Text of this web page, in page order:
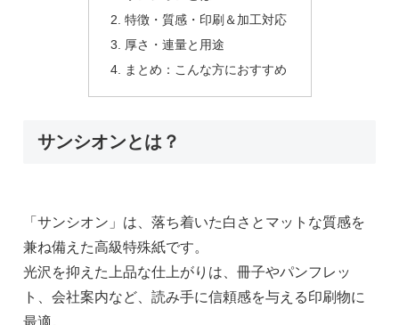
特徴・質感・印刷＆加工対応
厚さ・連量と用途
まとめ：こんな方におすすめ
サンシオンとは？
「サンシオン」は、落ち着いた白さとマットな質感を
兼ね備えた高級特殊紙です。
光沢を抑えた上品な仕上がりは、冊子やパンフレッ
ト、会社案内など、読み手に信頼感を与える印刷物に